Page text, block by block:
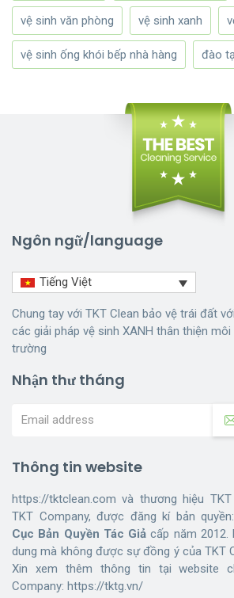
vệ sinh văn phòng vệ sinh xanh
vệ sinh ống khói bếp nhà hàng đào
Ngôn ngữ/language
Tiếng Việt
Chung tay với TKT Clean bảo vệ trái đất với
các giải pháp vệ sinh XANH thân thiện môi
trường
Nhận thư tháng
Thông tin website
https://tktclean.com và thương hiệu
TKT Company, được đăng kí bản
Cục Bản Quyền Tác Giả cấp năm
dung mà không được sự đồng ý của TKT
Xin xem thêm thông tin tại website
Company: https://tktg.vn/